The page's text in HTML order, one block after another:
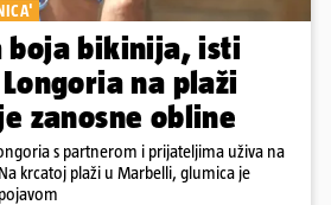
boja bikinija, isti
na plaži
zanosne obline
s partnerom i prijateljima uživa na
krcatoj plaži u Marbelli, glumica je